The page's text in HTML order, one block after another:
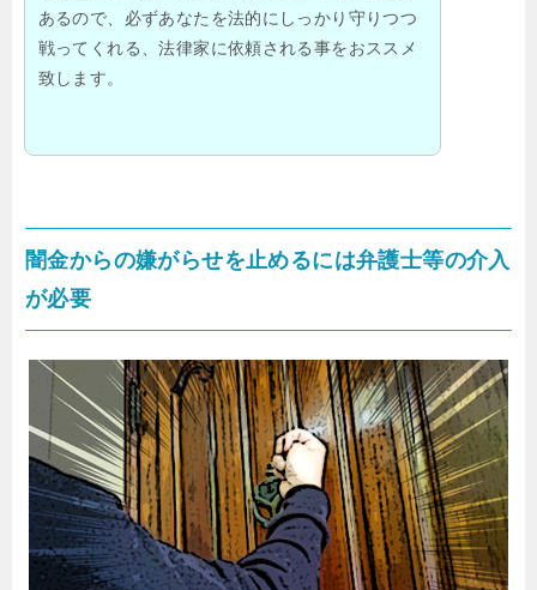
あるので、必ずあなたを法的にしっかり守りつつ
戦ってくれる、法律家に依頼される事をおススメ
致します。
闇金からの嫌がらせを止めるには弁護士等の介入
が必要